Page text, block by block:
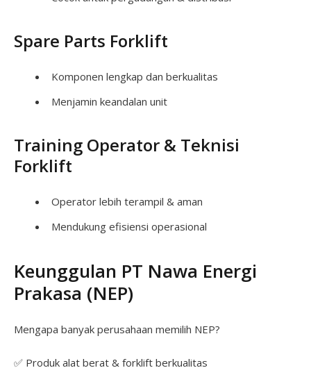
Spare Parts Forklift
Komponen lengkap dan berkualitas
Menjamin keandalan unit
Training Operator & Teknisi
Forklift
Operator lebih terampil & aman
Mendukung efisiensi operasional
Keunggulan PT Nawa Energi
Prakasa (NEP)
Mengapa banyak perusahaan memilih NEP?
✅ Produk alat berat & forklift berkualitas